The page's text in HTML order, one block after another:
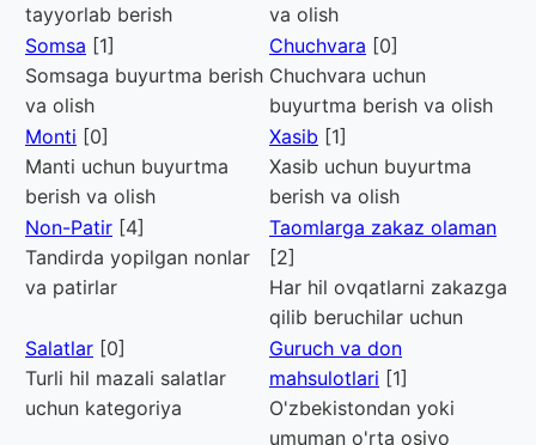
tayyorlab berish
va olish
Somsa [1]
Somsaga buyurtma berish
va olish
Chuchvara [0]
Chuchvara uchun
buyurtma berish va olish
Monti [0]
Manti uchun buyurtma
berish va olish
Xasib [1]
Xasib uchun buyurtma
berish va olish
Non-Patir [4]
Tandirda yopilgan nonlar
va patirlar
Taomlarga zakaz olaman
[2]
Har hil ovqatlarni zakazga
qilib beruchilar uchun
Salatlar [0]
Turli hil mazali salatlar
uchun kategoriya
Guruch va don
mahsulotlari [1]
O'zbekistondan yoki
umuman o'rta osiyo